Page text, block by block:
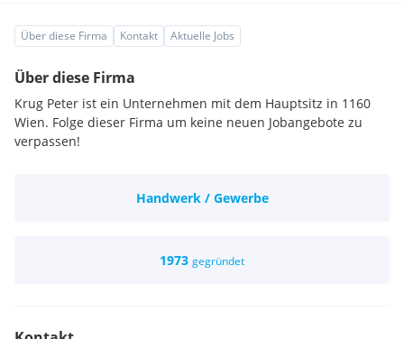
Über diese Firma Kontakt Aktuelle Jobs
Über diese Firma
Krug Peter ist ein Unternehmen mit dem Hauptsitz in 1160
Wien. Folge dieser Firma um keine neuen Jobangebote zu
verpassen!
Handwerk / Gewerbe
1973 gegründet